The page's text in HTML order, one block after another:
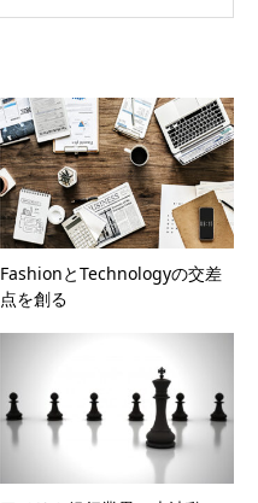
FashionとTechnologyの交差
点を創る